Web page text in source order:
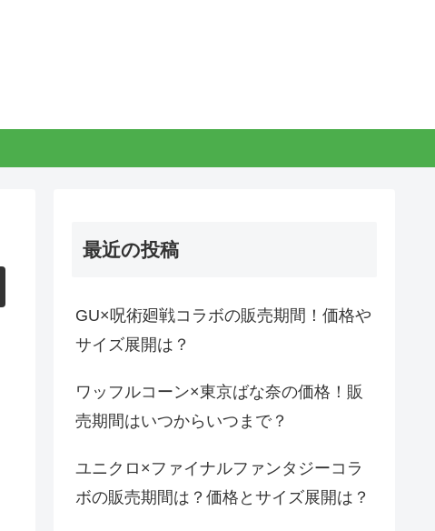
最近の投稿
GU×呪術廻戦コラボの販売期間！価格や
サイズ展開は？
ワッフルコーン×東京ばな奈の価格！販
売期間はいつからいつまで？
ユニクロ×ファイナルファンタジーコラ
ボの販売期間は？価格とサイズ展開は？